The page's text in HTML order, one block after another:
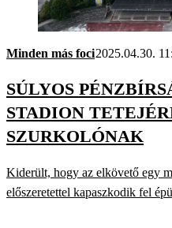
Minden más foci2025.04.30.
SÚLYOS
STADION
SZURKOLÓNAK
Kiderült, hogy az elkövető egy
előszeretettel kapaszkodik fel